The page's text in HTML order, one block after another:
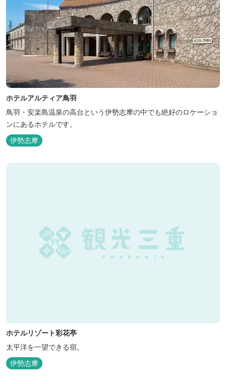
ホテルアルティア鳥羽
鳥羽・安楽島温泉の高台という伊勢志摩の中でも絶好のロケーショ
ンにあるホテルです。
伊勢志摩
ホテルリゾート彩花亭
太平洋を一望できる宿。
伊勢志摩